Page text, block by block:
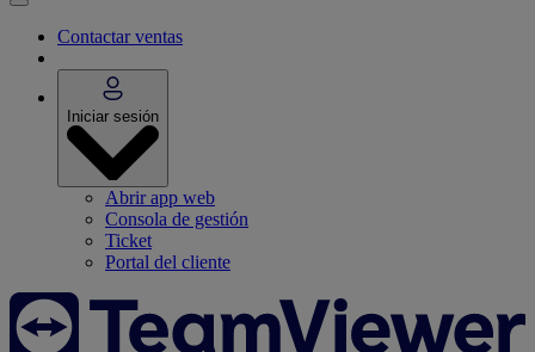
Contactar ventas
Iniciar sesión
Abrir app web
Consola de gestión
Ticket
Portal del cliente